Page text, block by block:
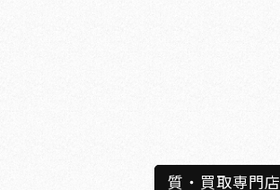
質・買取専門店